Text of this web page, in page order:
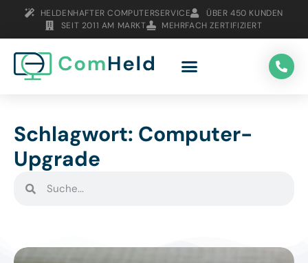
HELDENHAFTER COMPUTERSERVICE
ÜBER 450 KUNDEN
SEIT 2011 AM MARKT
MEHRFACH ZERTIFIZIERT
Schlagwort: Computer-
Upgrade